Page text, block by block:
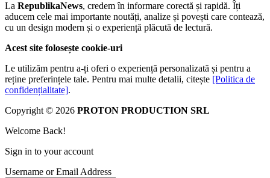
La RepublikaNews, credem în informare corectă și rapidă. Îți
aducem cele mai importante noutăți, analize și povești care contează,
cu un design modern și o experiență plăcută de lectură.
Acest site folosește cookie-uri
Le utilizăm pentru a-ți oferi o experiență personalizată și pentru a
reține preferințele tale. Pentru mai multe detalii, citește [Politica de
confidențialitate].
Copyright © 2026 PROTON PRODUCTION SRL
Welcome Back!
Sign in to your account
Username or Email Address